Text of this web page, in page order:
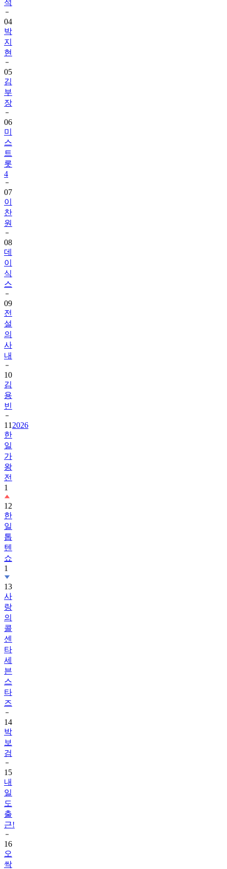
석
04
박
지
현
05
김
부
장
06
미
스
트
롯
4
07
이
찬
원
08
데
이
식
스
09
전
설
의
사
내
10
김
용
빈
11 2026
한
일
가
왕
전
1
12
한
일
톱
텐
쇼
1
13
사
랑
의
콜
센
타
세
븐
스
타
즈
14
박
보
검
15
내
일
도
출
근!
16
오
싹